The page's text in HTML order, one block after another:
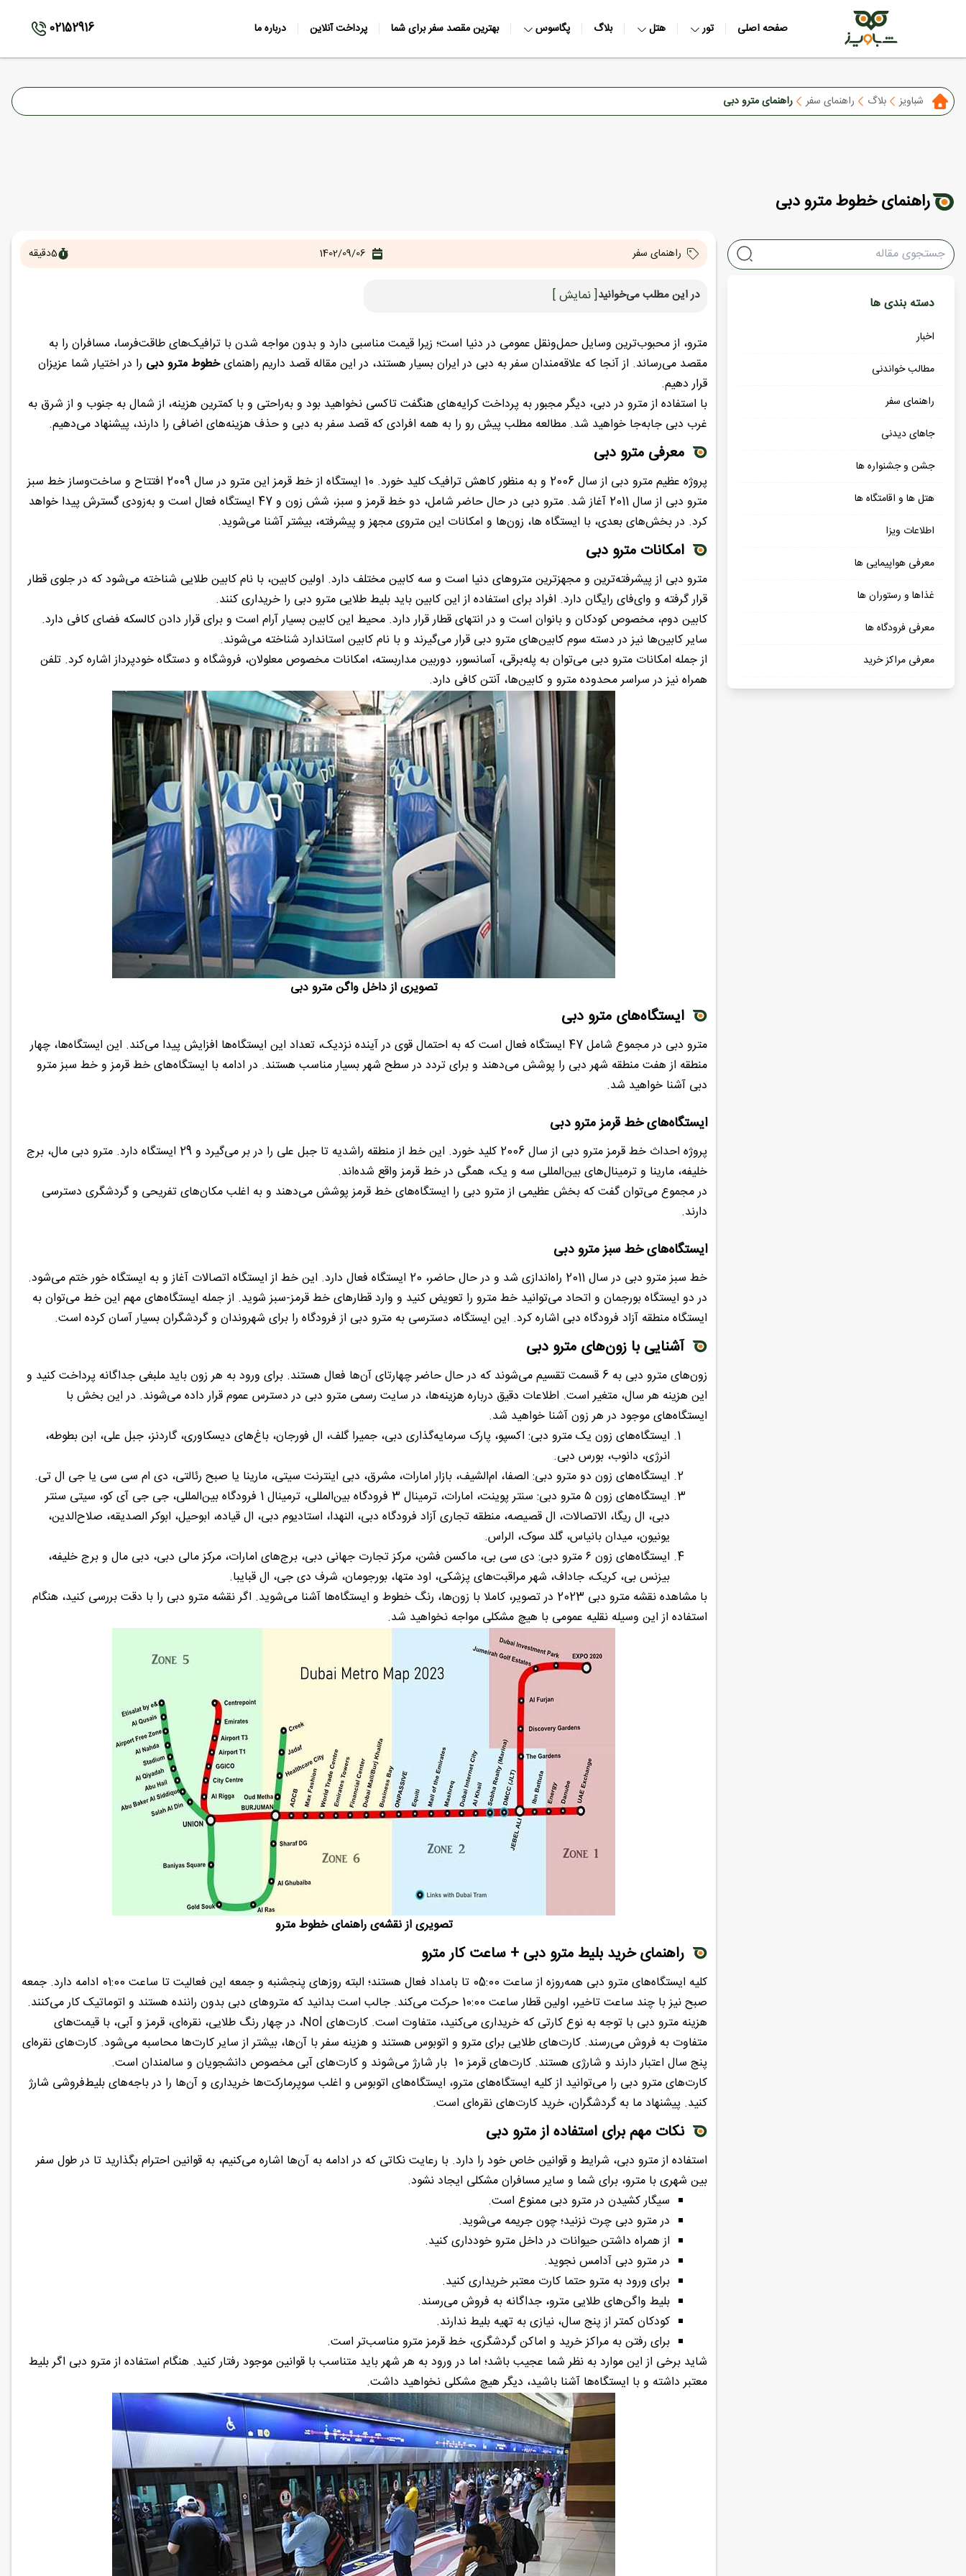
صفحه اصلی تور هتل بلاگ پگاسوس بهترین مقصد سفر برای شما پرداخت آنلاین درباره ما 02152916
شباویز بلاگ راهنمای سفر راهنمای مترو دبی
راهنمای خطوط مترو دبی
دسته بندی ها
اخبار
مطالب خواندنی
راهنمای سفر
جاهای دیدنی
جشن و جشنواره ها
هتل ها و اقامتگاه ها
اطلاعات ویزا
معرفی هواپیمایی ها
غذاها و رستوران ها
معرفی فرودگاه ها
معرفی مراکز خرید
راهنمای سفر 1402/09/06
5دقیقه
در این مطلب می‌خوانید[ نمایش ]
مترو، از محبوب‌ترین وسایل حمل‌ونقل عمومی در دنیا است؛ زیرا قیمت مناسبی دارد و بدون مواجه شدن با ترافیک‌های طاقت‌فرسا، مسافران را به
مقصد می‌رساند. از آنجا که علاقه‌مندان سفر به دبی در ایران بسیار هستند، در این مقاله قصد داریم راهنمایخطوط مترو دبی را در اختیار شما عزیزان
قرار دهیم.
با استفاده از مترو در دبی، دیگر مجبور به پرداخت کرایه‌های هنگفت تاکسی نخواهید بود و به‌راحتی و با کمترین هزینه، از شمال به جنوب و از شرق به
غرب دبی جابه‌جا خواهید شد. مطالعه مطلب پیش ‌رو را به همه افرادی که قصد سفر به دبی و حذف هزینه‌های اضافی را دارند، پیشنهاد می‌دهیم.
معرفی مترو دبی
پروژه عظیم مترو دبی از سال 2006 و به منظور کاهش ترافیک کلید خورد. 10 ایستگاه از خط قرمز این مترو در سال 2009 افتتاح و ساخت‌وساز خط سبز
مترو دبی از سال 2011 آغاز شد. مترو دبی در حال حاضر شامل، دو خط قرمز و سبز، شش زون و 47 ایستگاه فعال است و به‌زودی گسترش پیدا خواهد
کرد. در بخش‌های بعدی، با ایستگاه ها، زون‌ها و امکانات این متروی مجهز و پیشرفته، بیشتر آشنا می‌شوید.
امکانات مترو دبی
مترو دبی از پیشرفته‌ترین و مجهزترین متروهای دنیا است و سه کابین مختلف دارد. اولین کابین، با نام کابین طلایی شناخته می‌شود که در جلوی قطار
قرار گرفته و وای‌فای رایگان دارد. افراد برای استفاده از این کابین باید بلیط طلایی مترو دبی را خریداری کنند.
کابین دوم، مخصوص کودکان و بانوان است و در انتهای قطار قرار دارد. محیط این کابین بسیار آرام است و برای قرار دادن کالسکه فضای کافی دارد.
سایر کابین‌ها نیز در دسته سوم کابین‌های مترو دبی قرار می‌گیرند و با نام کابین استاندارد شناخته می‌شوند.
از جمله امکانات مترو دبی می‌توان به پله‌برقی، آسانسور، دوربین مداربسته، امکانات مخصوص معلولان، فروشگاه و دستگاه خودپرداز اشاره کرد. تلفن
همراه نیز در سراسر محدوده مترو و کابین‌ها، آنتن کافی دارد.
تصویری از داخل واگن مترو دبی
ایستگاه‌های مترو دبی
مترو دبی در مجموع شامل 47 ایستگاه فعال است که به احتمال قوی در آینده نزدیک، تعداد این ایستگاه‌ها افزایش پیدا می‌کند. این ایستگاه‌ها، چهار
منطقه از هفت منطقه شهر دبی را پوشش می‌دهند و برای تردد در سطح شهر بسیار مناسب هستند. در ادامه با ایستگاه‌های خط قرمز و خط سبز مترو
دبی آشنا خواهید شد.
ایستگاه‌های خط قرمز مترو دبی
پروژه احداث خط قرمز مترو دبی از سال 2006 کلید خورد. این خط از منطقه راشدیه تا جبل علی را در بر می‌گیرد و 29 ایستگاه دارد. مترو دبی مال، برج
خلیفه، مارینا و ترمینال‌های بین‌المللی سه و یک، همگی در خط قرمز واقع شده‌اند.
در مجموع می‌توان گفت که بخش عظیمی از مترو دبی را ایستگاه‌های خط قرمز پوشش می‌دهند و به اغلب مکان‌های تفریحی و گردشگری دسترسی
دارند.
ایستگاه‌های خط سبز مترو دبی
خط سبز مترو دبی در سال 2011 راه‌اندازی شد و در حال حاضر،‌ 20 ایستگاه فعال دارد. این خط از ایستگاه اتصالات آغاز و به ایستگاه خور ختم می‌شود.
در دو ایستگاه بورجمان و اتحاد می‌توانید خط مترو را تعویض کنید و وارد قطارهای خط قرمز-سبز شوید. از جمله ایستگاه‌های مهم این خط می‌توان به
ایستگاه منطقه آزاد فرودگاه دبی اشاره کرد. این ایستگاه، دسترسی به مترو دبی از فرودگاه را برای شهروندان و گردشگران بسیار آسان کرده است.
آشنایی با زون‌های مترو دبی
زون‌های مترو دبی به 6 قسمت تقسیم می‌شوند که در حال حاضر چهارتای آن‌ها فعال هستند. برای ورود به هر زون باید ملبغی جداگانه پرداخت کنید و
این هزینه هر سال، متغیر است. اطلاعات دقیق درباره هزینه‌ها، در سایت رسمی مترو دبی در دسترس عموم قرار داده می‌شوند. در این بخش با
ایستگاه‌های موجود در هر زون آشنا خواهید شد.
ایستگاه‌های زون یک مترو دبی: اکسپو، پارک سرمایه‌گذاری دبی، جمیرا گلف، ال فورجان، باغ‌های دیسکاوری، گاردنز، جبل علی، ابن بطوطه،
انرژی، دانوب، بورس دبی.
ایستگاه‌های زون دو مترو دبی: الصفا، ام‌الشیف، بازار امارات، مشرق، دبی اینترنت سیتی، مارینا یا صبح رئالتی، دی ام سی سی یا جی ال تی.
ایستگاه‌های زون ۵ مترو دبی: سنتر پوینت، امارات، ترمینال 3 فرودگاه بین‌المللی، ترمینال 1 فرودگاه بین‌المللی، جی جی آی کو، سیتی سنتر
دبی، ال ریگا، الاتصالات، ال قصیصه، منطقه تجاری آزاد فرودگاه دبی، النهدا، استادیوم دبی، ال قیاده، ابوحیل، ابوکر الصدیقه، صلاح‌الدین،
یونیون، میدان بانیاس، گلد سوک، الراس.
ایستگاه‌های زون ۶ مترو دبی: دی سی بی، ماکسن فشن، مرکز تجارت جهانی دبی، برج‌های امارات، مرکز مالی دبی، دبی مال و برج خلیفه،
بیزنس بی، کریک، جاداف، شهر مراقبت‌های پزشکی، اود متها، بورجومان، شرف دی جی، ال قبایبا.
با مشاهده نقشه مترو دبی 2023 در تصویر، کاملا با زون‌ها، رنگ خطوط و ایستگاه‌ها آشنا می‌شوید. اگر نقشه مترو دبی را با دقت بررسی کنید، هنگام
استفاده از این وسیله نقلیه عمومی با هیچ مشکلی مواجه نخواهید شد.
تصویری از نقشه‌ی راهنمای خطوط مترو
راهنمای خرید بلیط مترو دبی + ساعت کار مترو
کلیه ایستگاه‌های مترو دبی همه‌روزه از ساعت 05:00 تا بامداد فعال هستند؛ البته روزهای پنجشنبه و جمعه این فعالیت تا ساعت 01:00 ادامه دارد. جمعه
صبح نیز با چند ساعت تاخیر، اولین قطار ساعت 10:00 حرکت می‌کند. جالب است بدانید که متروهای دبی بدون راننده هستند و اتوماتیک کار می‌کنند.
هزینه مترو دبی با توجه به نوع کارتی که خریداری می‌کنید، متفاوت است. کارت‌های Nol، در چهار رنگ طلایی، نقره‌ای، قرمز و آبی، با قیمت‌های
متفاوت به فروش می‌رسند. کارت‌های طلایی برای مترو و اتوبوس هستند و هزینه سفر با آن‌ها، بیشتر از سایر کارت‌ها محاسبه می‌شود. کارت‌های نقره‌ای
پنج سال اعتبار دارند و شارژی هستند. کارت‌های قرمز 10 بار شارژ می‌شوند و کارت‌های آبی مخصوص دانشجویان و سالمندان است.
کارت‌های مترو دبی را می‌توانید از کلیه ایستگاه‌های مترو، ایستگاه‌های اتوبوس و اغلب سوپرمارکت‌ها خریداری و آن‌ها را در باجه‌های بلیط‌فروشی شارژ
کنید. پیشنهاد ما به گردشگران، خرید کارت‌های نقره‌ای است.
نکات مهم برای استفاده از مترو دبی
استفاده از مترو دبی،‌ شرایط و قوانین خاص خود را دارد. با رعایت نکاتی که در ادامه به آن‌ها اشاره می‌کنیم، به قوانین احترام بگذارید تا در طول سفر
بین شهری با مترو، برای شما و سایر مسافران مشکلی ایجاد نشود.
سیگار کشیدن در مترو دبی ممنوع است.
در مترو دبی چرت نزنید؛ چون جریمه می‌شوید.
از همراه داشتن حیوانات در داخل مترو خودداری کنید.
در مترو دبی آدامس نجوید.
برای ورود به مترو حتما کارت معتبر خریداری کنید.
بلیط واگن‌های طلایی مترو، جداگانه به فروش می‌رسند.
کودکان کمتر از پنج سال، نیازی به تهیه بلیط ندارند.
برای رفتن به مراکز خرید و اماکن گردشگری، خط قرمز مترو مناسب‌تر است.
شاید برخی از این موارد به نظر شما عجیب باشد؛ اما در ورود به هر شهر باید متناسب با قوانین موجود رفتار کنید. هنگام استفاده از مترو دبی اگر بلیط
معتبر داشته و با ایستگاه‌ها آشنا باشید، دیگر هیچ مشکلی نخواهید داشت.